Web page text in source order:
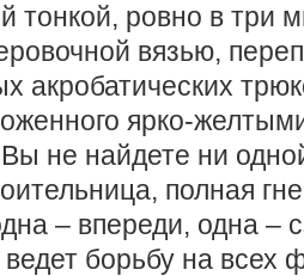
тонкой, ровно в три
вязью,
акробатических
ярко-
не найдете ни
полная
– впереди, одна –
борьбу на всех